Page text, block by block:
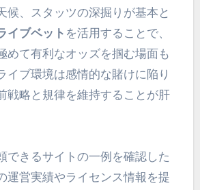
候、スタッツの深掘りが基本と
イブベット を活用することで、
めて有利なオッズを掴む場面も
イブ環境は感情的な賭けに陥り
戦略と規律を維持することが肝
できるサイトの一例を確認した
運営実績やライセンス情報を提